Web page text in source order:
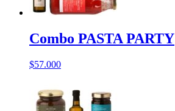
Combo PASTA PARTY
$57.000